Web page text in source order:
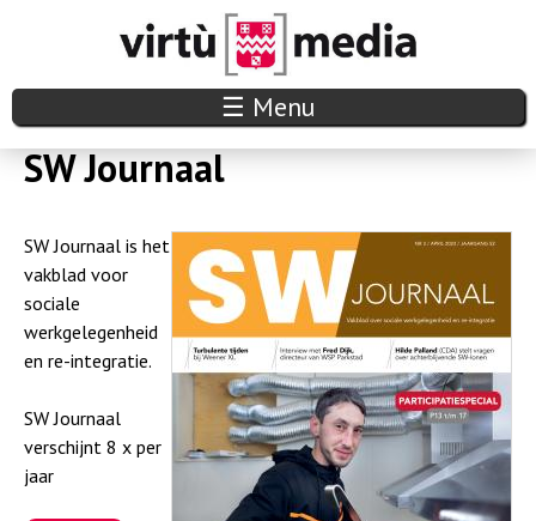
Overslaan
en
naar
de
inhoud
V
i
t
u
m
e
d
☰ Menu
SW Journaal
SW Journaal is het
vakblad voor
sociale
werkgelegenheid
en re-integratie.
SW Journaal
verschijnt 8 x per
jaar